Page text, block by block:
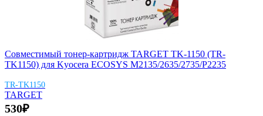
Совместимый тонер-картридж TARGET TK-1150 (TR-
TK1150) для Kyocera ECOSYS M2135/2635/2735/P2235
TR-TK1150
TARGET
530₽